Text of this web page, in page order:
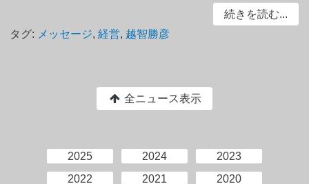
続きを読む...
タグ: メッセージ,経営, 越智勝彦
全ニュース表示
2025 2024
2023
2022
2021
2020